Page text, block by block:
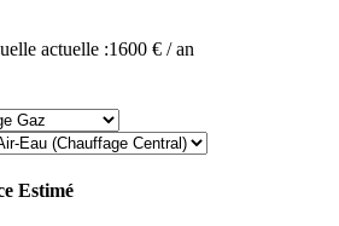
actuelle :1600 € / an
Estimé